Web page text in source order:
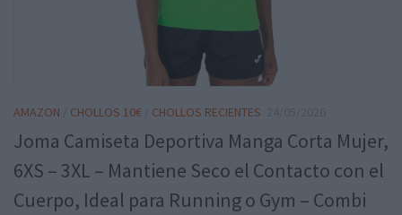
AMAZON CHOLLOS 10€ CHOLLOS RECIENTES
Joma Camiseta Deportiva Manga Corta Mujer,
6XS – 3XL – Mantiene Seco el Contacto con el
Cuerpo, Ideal para Running o Gym – Combi